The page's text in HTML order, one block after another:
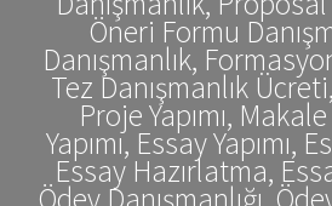
Öneri Formu
Danışmanlık,
Tez Danışmanlık
Proje Yapımı, Makale
Yapımı, Essay Yapımı,
Essay Hazırlatma,